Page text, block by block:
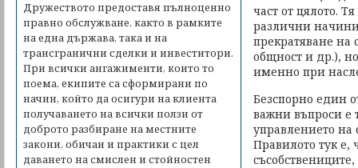
Дружеството предоставя пълноценно
правно обслужване, както в рамките
на една държава, така и на
трансгранични сделки и инвеститори.
При всички ангажименти, които то
поема, екипите са сформирани по
начин, който да осигури на клиента
получаването на всички ползи от
доброто разбиране на местните
закони, обичаи и практики с цел
даването на смислен и стойностен
част от цялото.
различни
прекратяване
общност и др.),
именно при
Безспорно един
важни въпроси е
управлението на
Правилото тук е,